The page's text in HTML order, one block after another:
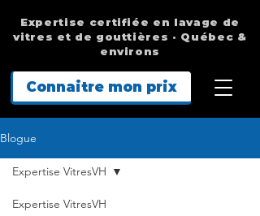
Expertise certifiée en lavage de
vitres et de gouttières · Québec &
environs
Connaitre mon prix
Blogue
Expertise VitresVH
Expertise VitresVH